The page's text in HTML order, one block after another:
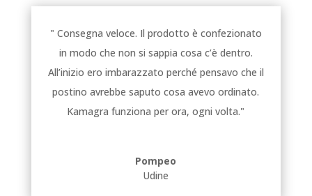
" Consegna veloce. Il prodotto è confezionato
in modo che non si sappia cosa c’è dentro.
All’inizio ero imbarazzato perché pensavo che il
postino avrebbe saputo cosa avevo ordinato.
Kamagra funziona per ora, ogni volta."
Pompeo
Udine